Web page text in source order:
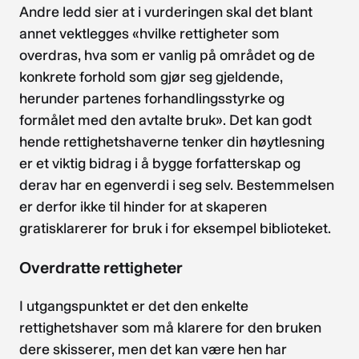
Andre ledd sier at i vurderingen skal det blant
annet vektlegges «hvilke rettigheter som
overdras, hva som er vanlig på området og de
konkrete forhold som gjør seg gjeldende,
herunder partenes forhandlingsstyrke og
formålet med den avtalte bruk». Det kan godt
hende rettighetshaverne tenker din høytlesning
er et viktig bidrag i å bygge forfatterskap og
derav har en egenverdi i seg selv. Bestemmelsen
er derfor ikke til hinder for at skaperen
gratisklarerer for bruk i for eksempel biblioteket.
Overdratte rettigheter
I utgangspunktet er det den enkelte
rettighetshaver som må klarere for den bruken
dere skisserer, men det kan være hen har